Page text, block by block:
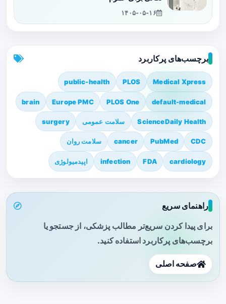
۱۴۰۵-۰۵-۱۶
برچسب‌های پرکاربرد
Medical Xpress
PLOS
public-health
default-medical
PLOS One
Europe PMC
brain
ScienceDaily Health سلامت عمومی surgery
CDC
PubMed
cancer سلامت روان
cardiology
FDA
infection اپیدمیولوژی
راهنمای سریع
برای پیدا کردن سریع‌تر مطالب پزشکی، از جستجو یا
برچسب‌های پرکاربرد استفاده کنید.
صفحه اصلی